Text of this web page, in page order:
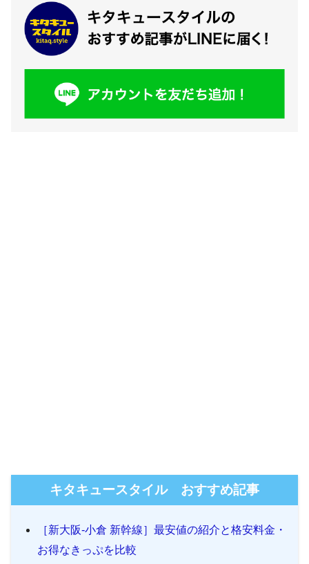
キタキュースタイル おすすめ記事
［新大阪-小倉 新幹線］最安値の紹介と格安料金・
お得なきっぷを比較